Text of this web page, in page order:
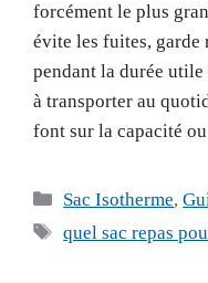
forcément le plus
évite les fuites,
pendant la durée utile
à transporter au
font sur la capacité
Catégories
Sac Isotherme,
Étiquettes
quel sac repas